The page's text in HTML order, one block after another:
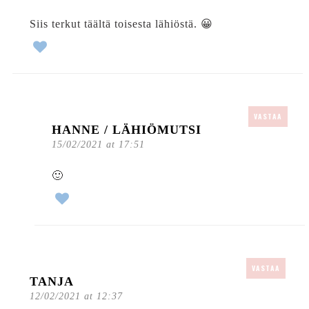
Siis terkut täältä toisesta lähiöstä. 😀
HANNE / LÄHIÖMUTSI
15/02/2021 at 17:51
VASTAA
🙂
TANJA
12/02/2021 at 12:37
VASTAA